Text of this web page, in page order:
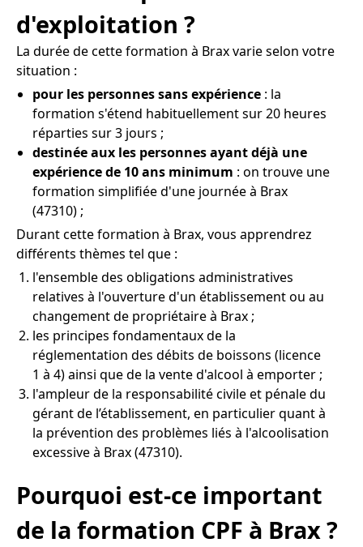
d'exploitation ?
La durée de cette formation à Brax varie selon votre
situation :
pour les personnes sans expérience : la
formation s'étend habituellement sur 20 heures
réparties sur 3 jours ;
destinée aux les personnes ayant déjà une
expérience de 10 ans minimum : on trouve une
formation simplifiée d'une journée à Brax
(47310) ;
Durant cette formation à Brax, vous apprendrez
différents thèmes tel que :
l'ensemble des obligations administratives
relatives à l'ouverture d'un établissement ou au
changement de propriétaire à Brax ;
les principes fondamentaux de la
réglementation des débits de boissons (licence
1 à 4) ainsi que de la vente d'alcool à emporter ;
l'ampleur de la responsabilité civile et pénale du
gérant de l’établissement, en particulier quant à
la prévention des problèmes liés à l'alcoolisation
excessive à Brax (47310).
Pourquoi est-ce important
de la formation CPF à Brax ?